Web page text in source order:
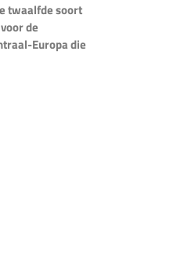
twaalfde soort
de
Europa die